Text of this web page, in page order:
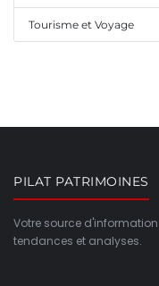
Tourisme et Voyage
PILAT PATRIMOINES
Votre source
tendances et analyses.